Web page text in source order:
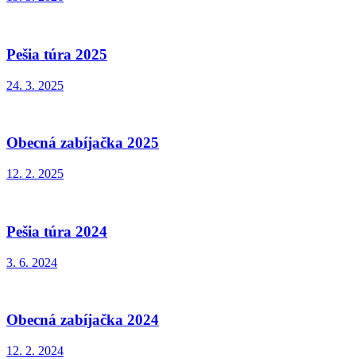
Pešia túra 2025
24. 3. 2025
Obecná zabíjačka 2025
12. 2. 2025
Pešia túra 2024
3. 6. 2024
Obecná zabíjačka 2024
12. 2. 2024